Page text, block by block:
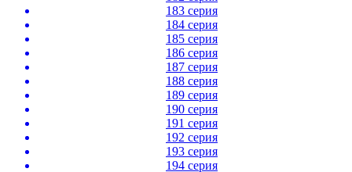
183 серия
184 серия
185 серия
186 серия
187 серия
188 серия
189 серия
190 серия
191 серия
192 серия
193 серия
194 серия